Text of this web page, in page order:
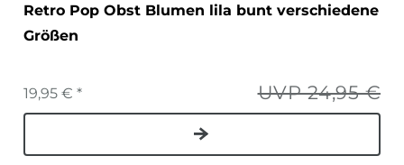
Retro Pop Obst Blumen lila bunt verschiedene
Größen
UVP 24,95 €
19,95 € *